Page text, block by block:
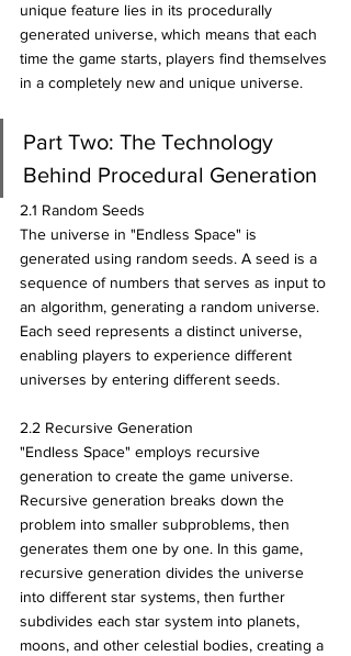
unique feature lies in its procedurally
generated universe, which means that each
time the game starts, players find themselves
in a completely new and unique universe.
Part Two: The Technology
Behind Procedural Generation
2.1 Random Seeds
The universe in "Endless Space" is
generated using random seeds. A seed is a
sequence of numbers that serves as input to
an algorithm, generating a random universe.
Each seed represents a distinct universe,
enabling players to experience different
universes by entering different seeds.
2.2 Recursive Generation
"Endless Space" employs recursive
generation to create the game universe.
Recursive generation breaks down the
problem into smaller subproblems, then
generates them one by one. In this game,
recursive generation divides the universe
into different star systems, then further
subdivides each star system into planets,
moons, and other celestial bodies, creating a